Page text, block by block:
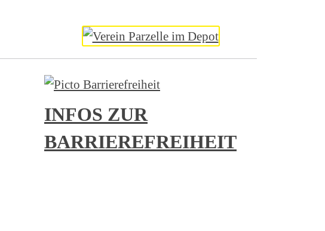
INFOS ZUR
BARRIEREFREIHEIT